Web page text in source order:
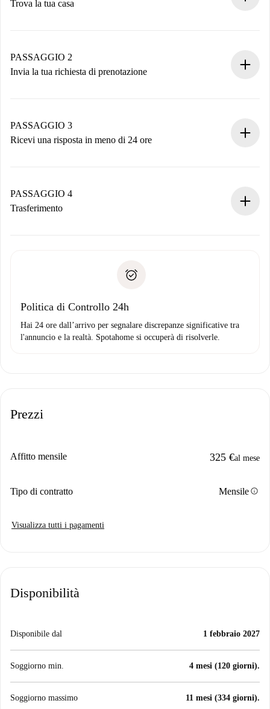
Trova la tua casa
Hai tutte le informazioni necessarie in anticipo.
PASSAGGIO 2
Invia la tua richiesta di prenotazione
non accetta.
PASSAGGIO 3
Ricevi una risposta in meno di 24 ore
contatto con il proprietario.
Se rifiutata: non ti addebiteremo nulla e ti proporremo
Domiciliazione del pagamento
PASSAGGIO 4
Trasferimento
solo se non segnali problemi.
Politica di Controllo 24h
Hai 24 ore dall’arrivo per segnalare discrepanze significative tra
l'annuncio e la realtà. Spotahome si occuperà di risolverle.
Prezzi
Affitto mensile 325 €al mese
Tipo di contratto Mensileinfo
Visualizza tutti i pagamenti
Disponibilità
Disponibile dal 1 febbraio 2027
Soggiorno min. 4 mesi (120 giorni).
Soggiorno massimo 11 mesi (334 giorni).